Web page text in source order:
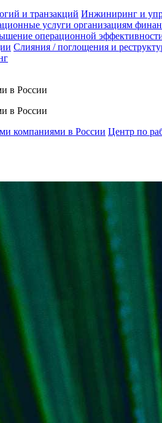
и транзакций Инжиниринг и
услуги организациям
операционной
Слияния / поглощения и
в России
в России
компаниями в России Центр по